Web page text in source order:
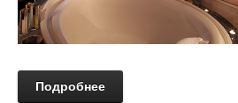
Подробнее